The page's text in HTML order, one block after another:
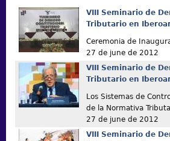
VIII Seminario de
Tributario en
Ceremonia de
27 de june de 2012
VIII Seminario de
Tributario en
Los Sistemas de
de la Normativa
27 de june de 2012
VIII Seminario de